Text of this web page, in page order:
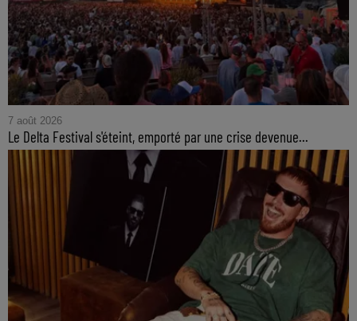
7 août 2026
Le Delta Festival s'éteint, emporté par une crise devenue...